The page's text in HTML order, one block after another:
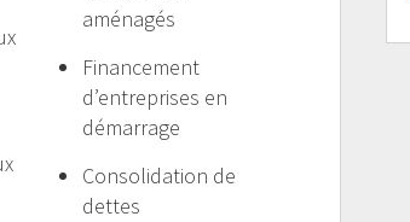
aménagés
Financement
d’entreprises en
démarrage
Consolidation de
dettes